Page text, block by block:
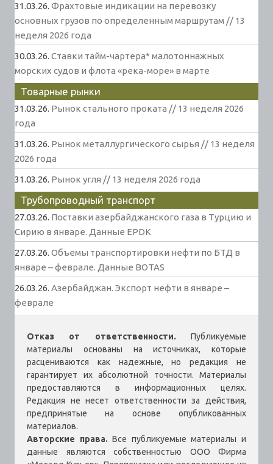
31.03.26. Фрахтовые индикации на перевозку
основных грузов по определенным маршрутам // 13
неделя 2026 года
30.03.26. Ставки тайм-чартера* малотоннажных
морских судов и флота «река-море» в марте
Товарные рынки
31.03.26. Рынок стального проката // 13 неделя 2026
года
31.03.26. Рынок металлургического сырья // 13 неделя
2026 года
31.03.26. Рынок угля // 13 неделя 2026 года
Трубопроводный транспорт
27.03.26. Поставки азербайджанского газа в Турцию и
Сирию в январе. Данные EPDK
27.03.26. Объемы транспортировки нефти по БТД в
январе – феврале. Данные BOTAS
26.03.26. Азербайджан. Экспорт нефти в январе –
феврале
Отказ от ответственности. Публикуемые
материалы основаны на источниках, которые
расцениваются как надежные, но редакция не
гарантирует их абсолютной точности. Материалы
предоставляются в информационных целях.
Редакция не несет ответственности за действия,
предпринятые на основе опубликованных
материалов.
Авторские права. Все публикуемые материалы и
данные являются собственностью ООО Фирма